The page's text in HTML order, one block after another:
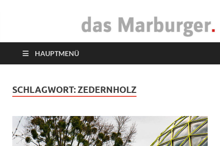
das Marburger.
HAUPTMENÜ
SCHLAGWORT:ZEDERNHOLZ